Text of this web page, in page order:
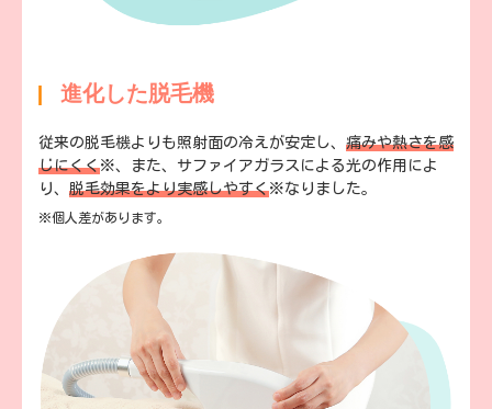
進化した脱毛機
従来の脱毛機よりも照射面の冷えが安定し、 痛みや熱さを感
じにくく※、また、サファイアガラスによる光の作用によ
り、 脱毛効果をより実感しやすく※なりました。
※個人差があります。